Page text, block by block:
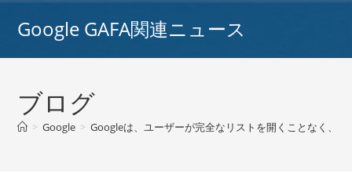
Google GAFA関連ニュース
ブログ
> Google > Googleは、ユーザーが完全なリストを開くことなく、